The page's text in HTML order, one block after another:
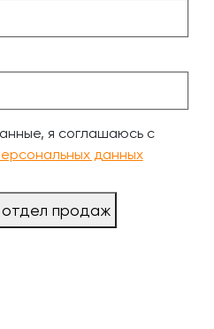
я соглашаюсь с
данных
отдел продаж